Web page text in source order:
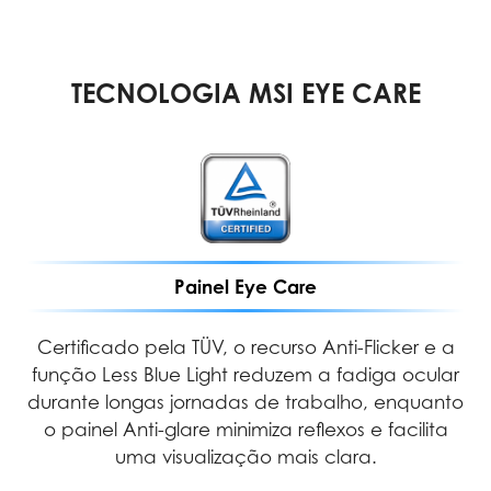
TECNOLOGIA MSI EYE CARE
Painel Eye Care
Certificado pela TÜV, o recurso Anti-Flicker e a
função Less Blue Light reduzem a fadiga ocular
durante longas jornadas de trabalho, enquanto
o painel Anti-glare minimiza reflexos e facilita
uma visualização mais clara.